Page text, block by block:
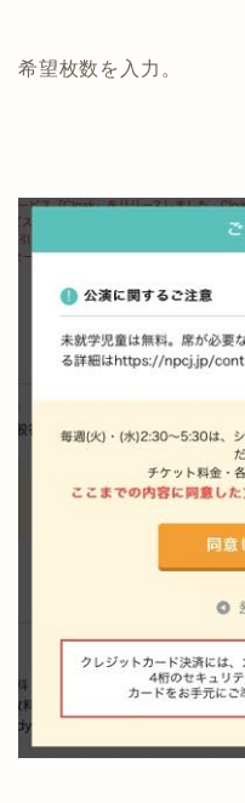
希望枚数を入力。